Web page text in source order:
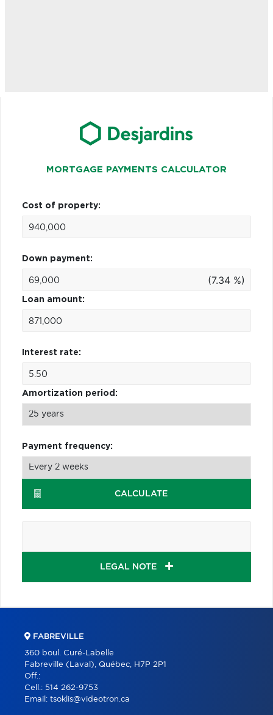
MORTGAGE PAYMENTS CALCULATOR
Cost of property:
Down payment:
(7.34 %)
Loan amount:
Interest rate:
Amortization period:
Payment frequency:
CALCULATE
LEGAL NOTE
FABREVILLE
360 boul. Curé-Labelle
Fabreville (Laval), Québec, H7P 2P1
Off.:
Cell.: 514 262-9753
Email: tsoklis@videotron.ca